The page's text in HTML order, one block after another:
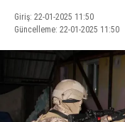
Giriş: 22-01-2025 11:50
Güncelleme: 22-01-2025 11:50